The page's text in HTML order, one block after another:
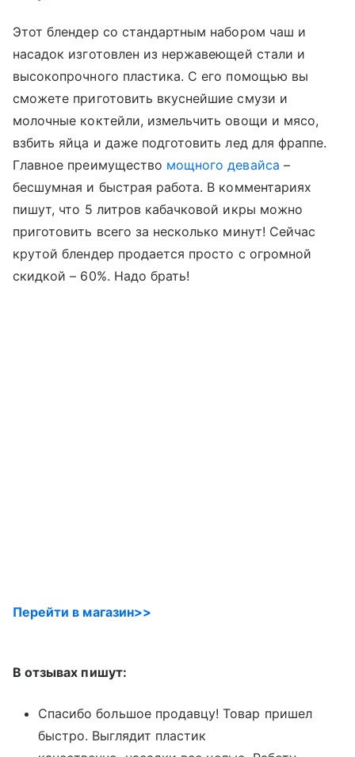
Этот блендер со стандартным набором чаш и
насадок изготовлен из нержавеющей стали и
высокопрочного пластика. С его помощью вы
сможете приготовить вкуснейшие смузи и
молочные коктейли, измельчить овощи и мясо,
взбить яйца и даже подготовить лед для фраппе.
Главное преимущество мощного девайса –
бесшумная и быстрая работа. В комментариях
пишут, что 5 литров кабачковой икры можно
приготовить всего за несколько минут! Сейчас
крутой блендер продается просто с огромной
скидкой – 60%. Надо брать!
Перейти в магазин>>
В отзывах пишут:
Спасибо большое продавцу! Товар пришел
быстро. Выглядит пластик